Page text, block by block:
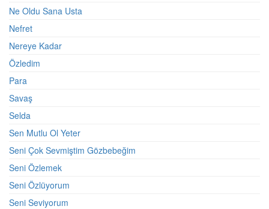
Ne Oldu Sana Usta
Nefret
Nereye Kadar
Özledim
Para
Savaş
Selda
Sen Mutlu Ol Yeter
Seni Çok Sevmiştim Gözbebeğim
Seni Özlemek
Seni Özlüyorum
Seni Seviyorum